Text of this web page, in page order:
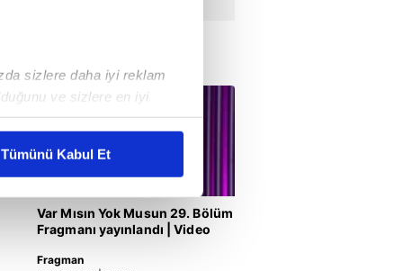
sizlere daha iyi reklam
ve sizlere en iyi
karşılamak
kullanılmaktadır. Bu
Tümünü Kabul Et
Var Mısın Yok Musun 29. Bölüm
Fragmanı yayınlandı | Video
Fragman